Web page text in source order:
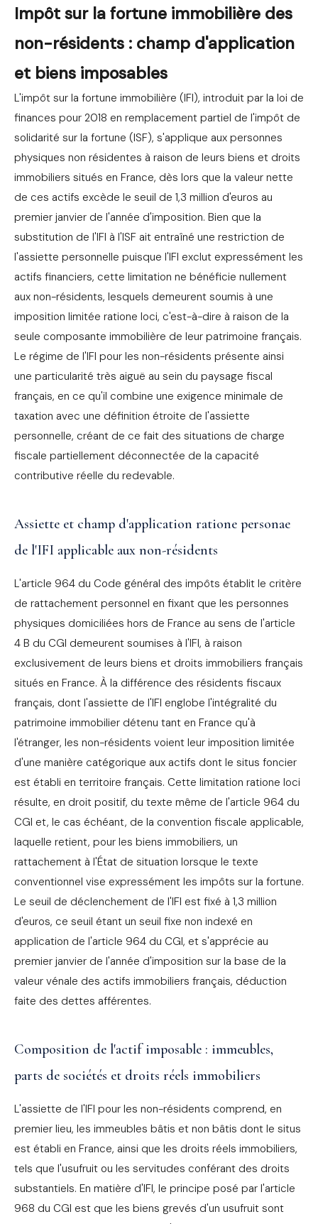
Impôt sur la fortune immobilière des
non-résidents : champ d'application
et biens imposables
L'impôt sur la fortune immobilière (IFI), introduit par la loi de
finances pour 2018 en remplacement partiel de l'impôt de
solidarité sur la fortune (ISF), s'applique aux personnes
physiques non résidentes à raison de leurs biens et droits
immobiliers situés en France, dès lors que la valeur nette
de ces actifs excède le seuil de 1,3 million d'euros au
premier janvier de l'année d'imposition. Bien que la
substitution de l'IFI à l'ISF ait entraîné une restriction de
l'assiette personnelle puisque l'IFI exclut expressément les
actifs financiers, cette limitation ne bénéficie nullement
aux non-résidents, lesquels demeurent soumis à une
imposition limitée ratione loci, c'est-à-dire à raison de la
seule composante immobilière de leur patrimoine français.
Le régime de l'IFI pour les non-résidents présente ainsi
une particularité très aiguë au sein du paysage fiscal
français, en ce qu'il combine une exigence minimale de
taxation avec une définition étroite de l'assiette
personnelle, créant de ce fait des situations de charge
fiscale partiellement déconnectée de la capacité
contributive réelle du redevable.
Assiette et champ d'application ratione personae
de l'IFI applicable aux non-résidents
L'article 964 du Code général des impôts établit le critère
de rattachement personnel en fixant que les personnes
physiques domiciliées hors de France au sens de l'article
4 B du CGI demeurent soumises à l'IFI, à raison
exclusivement de leurs biens et droits immobiliers français
situés en France. À la différence des résidents fiscaux
français, dont l'assiette de l'IFI englobe l'intégralité du
patrimoine immobilier détenu tant en France qu'à
l'étranger, les non-résidents voient leur imposition limitée
d'une manière catégorique aux actifs dont le situs foncier
est établi en territoire français. Cette limitation ratione loci
résulte, en droit positif, du texte même de l'article 964 du
CGI et, le cas échéant, de la convention fiscale applicable,
laquelle retient, pour les biens immobiliers, un
rattachement à l'État de situation lorsque le texte
conventionnel vise expressément les impôts sur la fortune.
Le seuil de déclenchement de l'IFI est fixé à 1,3 million
d'euros, ce seuil étant un seuil fixe non indexé en
application de l'article 964 du CGI, et s'apprécie au
premier janvier de l'année d'imposition sur la base de la
valeur vénale des actifs immobiliers français, déduction
faite des dettes afférentes.
Composition de l'actif imposable : immeubles,
parts de sociétés et droits réels immobiliers
L'assiette de l'IFI pour les non-résidents comprend, en
premier lieu, les immeubles bâtis et non bâtis dont le situs
est établi en France, ainsi que les droits réels immobiliers,
tels que l'usufruit ou les servitudes conférant des droits
substantiels. En matière d'IFI, le principe posé par l'article
968 du CGI est que les biens grevés d'un usufruit sont